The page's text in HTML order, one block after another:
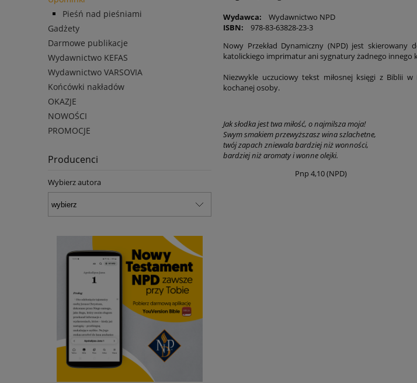
Pieśń nad pieśniami
Gadżety
Darmowe publikacje
Wydawnictwo KEFAS
Wydawnictwo VARSOVIA
Końcówki nakładów
OKAZJE
NOWOŚCI
PROMOCJE
Producenci
Wybierz autora
Wydawca: Wydawnictwo NPD
ISBN:
978-83-63828-23-3
Nowy Przekład Dynamiczny (NPD) jest
katolickiego imprimatur ani sygnatury żadnego innego
Niezwykle uczuciowy tekst miłosnej księgi z Biblii
kochanej osoby.
Jak słodka jest twa miłość, o najmilsza moja!
Swym smakiem przewyższasz wina szlachetne,
twój zapach zniewala bardziej niż wonności,
bardziej niż aromaty i wonne olejki.
Pnp 4,10 (NPD)